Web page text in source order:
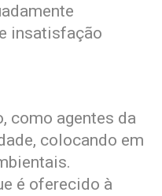
insatisfação
como agentes da
colocando em
é oferecido à